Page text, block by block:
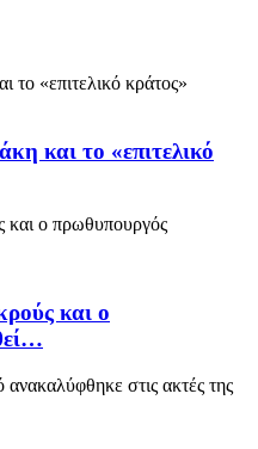
και το «επιτελικό
και ο